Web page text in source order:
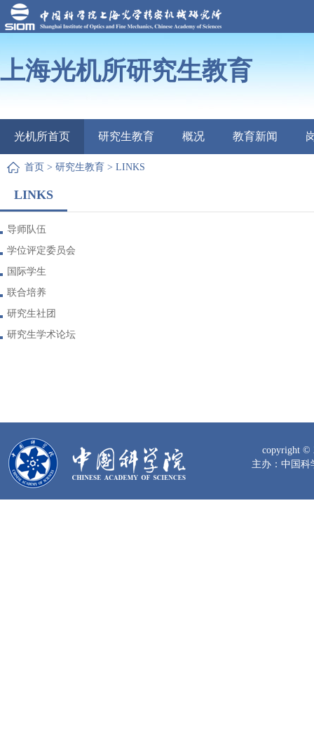
上海光机所研究生教育
光机所首页 研究生教育 概况 教育新闻
首页 > 研究生教育 > LINKS
LINKS
导师队伍
学位评定委员会
国际学生
联合培养
研究生社团
研究生学术论坛
copyright ©
主办：中国科